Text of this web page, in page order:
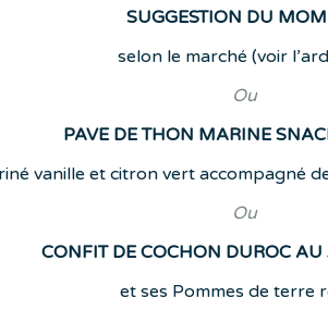
SUGGESTION DU
selon le marché (voir
Ou
PAVE DE THON MARINE
vanille et citron vert accompagné
Ou
CONFIT DE COCHON DUROC
et ses Pommes de terre